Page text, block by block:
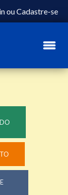
ouCadastre-se